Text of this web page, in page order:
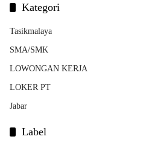
Kategori
Tasikmalaya
SMA/SMK
LOWONGAN KERJA
LOKER PT
Jabar
Label